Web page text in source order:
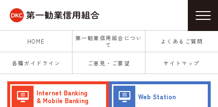
HOME
第一勧業信用組合につい
て
よくあるご質問
各種ガイドライン ご意見・ご要望 サイトマップ
Internet Banking
& Mobile Banking
Web Station